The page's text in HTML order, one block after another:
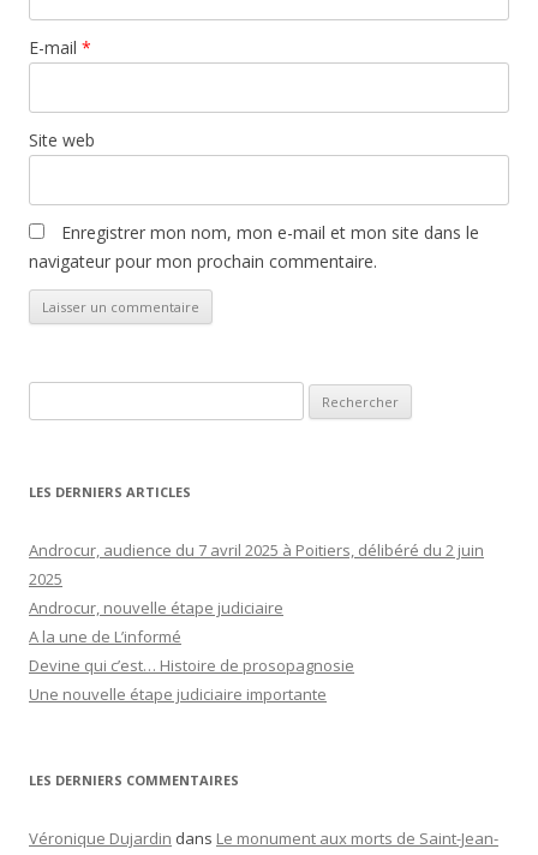
E-mail *
Site web
Enregistrer mon nom, mon e-mail et mon site dans le
navigateur pour mon prochain commentaire.
LES DERNIERS ARTICLES
Androcur, audience du 7 avril 2025 à Poitiers, délibéré du 2 juin
2025
Androcur, nouvelle étape judiciaire
A la une de L’informé
Devine qui c’est… Histoire de prosopagnosie
Une nouvelle étape judiciaire importante
LES DERNIERS COMMENTAIRES
Véronique Dujardin dans Le monument aux morts de Saint-Jean-